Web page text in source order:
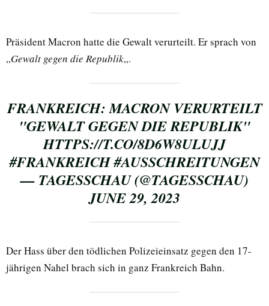
Präsident Macron hatte die Gewalt verurteilt. Er sprach von
„Gewalt gegen die Republik„.
FRANKREICH: MACRON VERURTEILT
"GEWALT GEGEN DIE REPUBLIK"
HTTPS://T.CO/8D6W8ULUJJ
#FRANKREICH#AUSSCHREITUNGEN
— TAGESSCHAU (@TAGESSCHAU)
JUNE 29, 2023
Der Hass über den tödlichen Polizeieinsatz gegen den 17-
jährigen Nahel brach sich in ganz Frankreich Bahn.